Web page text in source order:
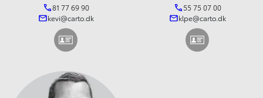
81 77 69 90
kevi@carto.dk
55 75 07 00
klpe@carto.dk